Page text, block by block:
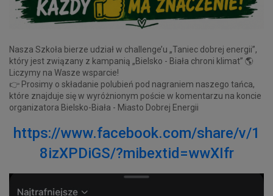
Nasza Szkoła bierze udział w challenge’u „Taniec dobrej energii”,
który jest związany z kampanią „Bielsko - Biała chroni klimat” 🌎
Liczymy na Wasze wsparcie!
👉 Prosimy o składanie polubień pod nagraniem naszego tańca,
które znajduje się w wyróżnionym poście w komentarzu na koncie
organizatora Bielsko-Biała - Miasto Dobrej Energii
https://www.facebook.com/share/v/1
8izXPDiGS/?mibextid=wwXIfr